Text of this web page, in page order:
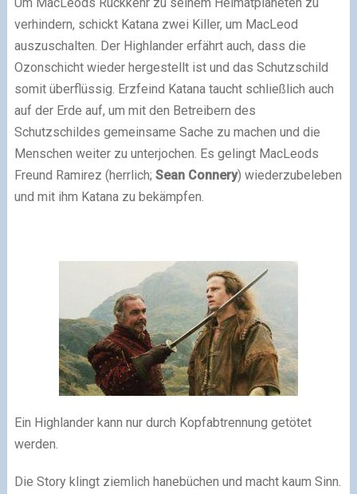
verhindern, schickt Katana zwei Killer, um MacLeod
auszuschalten. Der Highlander erfährt auch, dass die
Ozonschicht wieder hergestellt ist und das Schutzschild
somit überflüssig. Erzfeind Katana taucht schließlich auch
auf der Erde auf, um mit den Betreibern des
Schutzschildes gemeinsame Sache zu machen und die
Menschen weiter zu unterjochen. Es gelingt MacLeods
Freund Ramirez (herrlich; Sean Connery) wiederzubeleben
und mit ihm Katana zu bekämpfen.
Ein Highlander kann nur durch Kopfabtrennung getötet
werden.
Die Story klingt ziemlich hanebüchen und macht kaum Sinn.